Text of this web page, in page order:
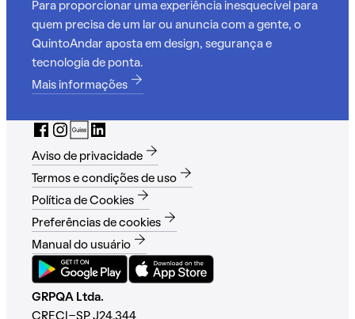
Para proporcionar uma experiência inesquecível para
quem precisa de um lar ou anuncia com a gente, o
QuintoAndar aposta em design, segurança e
tecnologia de ponta.
Mais informações
Aviso de privacidade
Termos e condições de uso
Política de Cookies
Preferências de cookies
Manual do usuário
GRPQA Ltda.